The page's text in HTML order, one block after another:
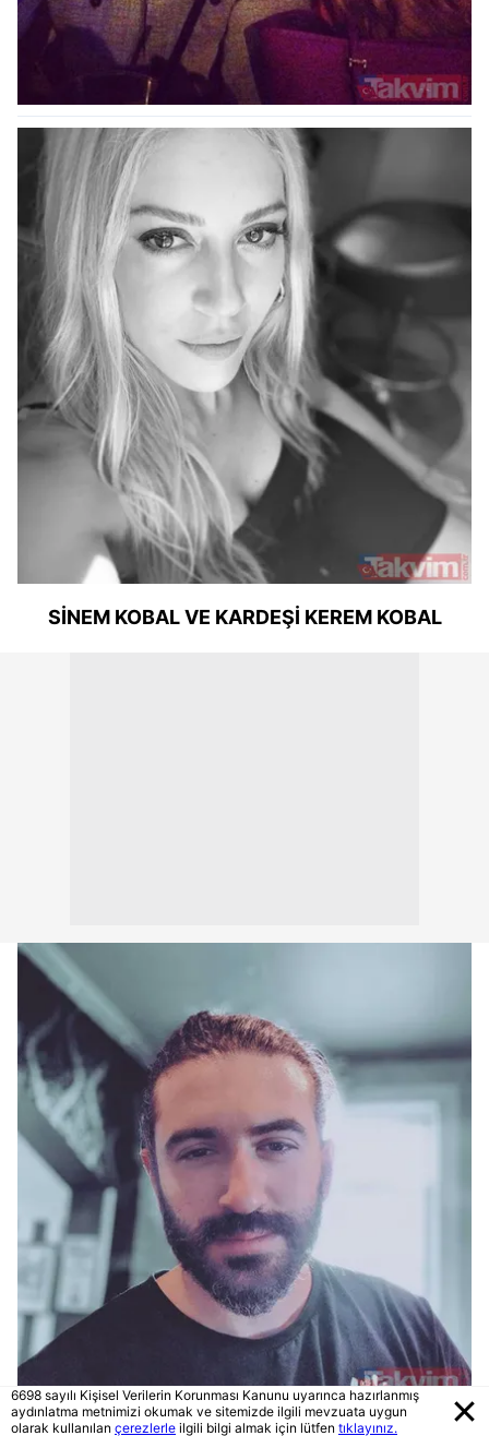
SİNEM KOBAL VE KARDEŞİ KEREM KOBAL
6698 sayılı Kişisel Verilerin Korunması Kanunu uyarınca hazırlanmış
aydınlatma metnimizi okumak ve sitemizde ilgili mevzuata uygun
olarak kullanılan çerezlerle ilgili bilgi almak için lütfen tıklayınız.